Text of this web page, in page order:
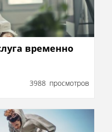
временно
3988 просмотров